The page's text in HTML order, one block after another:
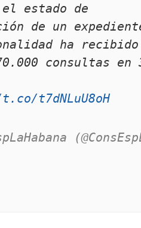
el estado de
de un
ha recibido
consultas en
t7dNLuU8oH